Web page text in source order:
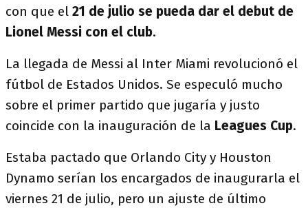
con que el 21 de julio se pueda dar el debut de
Lionel Messi con el club.
La llegada de Messi al Inter Miami revolucionó el
fútbol de Estados Unidos. Se especuló mucho
sobre el primer partido que jugaría y justo
coincide con la inauguración de la Leagues Cup.
Estaba pactado que Orlando City y Houston
Dynamo serían los encargados de inaugurarla el
viernes 21 de julio, pero un ajuste de último